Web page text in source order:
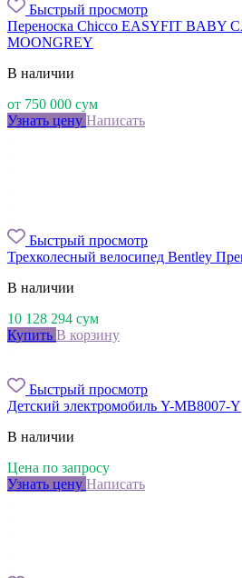
Быстрый просмотр
Переноска Chicco EASYFIT BABY
MOONGREY
В наличии
от 750 000 сум
Узнать цену Написать
Быстрый просмотр
Трехколесный велосипед Bentley
В наличии
10 128 294 сум
Купить В корзину
Быстрый просмотр
Детский электромобиль Y-MB8007-Y
В наличии
Цена по запросу
Узнать цену Написать